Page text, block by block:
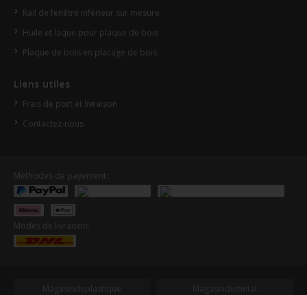
Rail de fenêtre inférieur sur mesure
Huile et laque pour plaque de bois
Plaque de bois en placage de bois
Liens utiles
Frais de port et livraison
Contactez-nous
Méthodes de payement:
Modes de livraison:
Magasinduplastique Magasindumetal